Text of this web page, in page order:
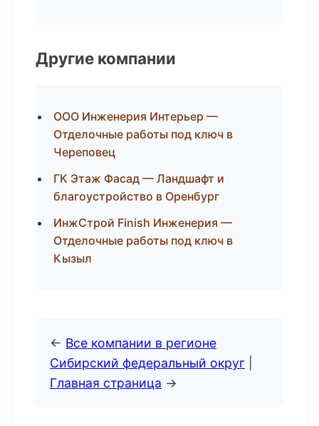
Другие компании
ООО Инженерия Интерьер —
Отделочные работы под ключ в
Череповец
ГК Этаж Фасад — Ландшафт и
благоустройство в Оренбург
ИнжСтрой Finish Инженерия —
Отделочные работы под ключ в
Кызыл
← Все компании в регионе
Сибирский федеральный округ
Главная страница →